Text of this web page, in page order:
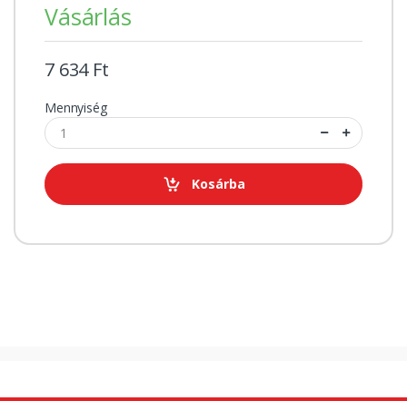
Vásárlás
7 634 Ft
Mennyiség
Kosárba